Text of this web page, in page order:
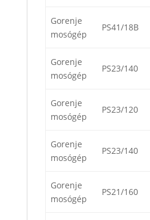
Gorenje
mosógép
PS41/18B
Gorenje
mosógép
PS23/140
Gorenje
mosógép
PS23/120
Gorenje
mosógép
PS23/140
Gorenje
mosógép
PS21/160